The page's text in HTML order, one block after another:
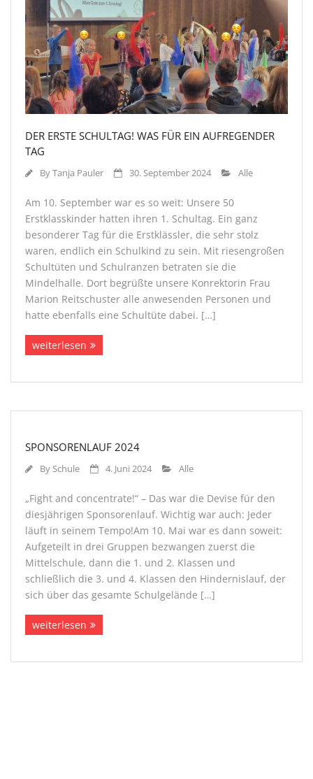
DER ERSTE SCHULTAG! WAS FÜR EIN AUFREGENDER
TAG
ByTanja Pauler 30. September 2024 Alle
Am 10. September war es so weit: Unsere 50
Erstklasskinder hatten ihren 1. Schultag. Ein ganz
besonderer Tag für die Erstklässler, die sehr stolz
waren, endlich ein Schulkind zu sein. Mit riesengroßen
Schultüten und Schulranzen betraten sie die
Mindelhalle. Dort begrüßte unsere Konrektorin Frau
Marion Reitschuster alle anwesenden Personen und
hatte ebenfalls eine Schultüte dabei. […]
weiterlesen
SPONSORENLAUF 2024
BySchule 4. Juni 2024 Alle
„Fight and concentrate!“ – Das war die Devise für den
diesjährigen Sponsorenlauf. Wichtig war auch: Jeder
läuft in seinem Tempo!Am 10. Mai war es dann soweit:
Aufgeteilt in drei Gruppen bezwangen zuerst die
Mittelschule, dann die 1. und 2. Klassen und
schließlich die 3. und 4. Klassen den Hindernislauf, der
sich über das gesamte Schulgelände […]
weiterlesen